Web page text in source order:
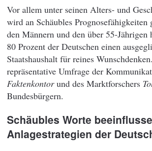
Vor allem unter seinen Alters- und
wird an Schäubles
den Männern und den über 55-Jährigen
80 Prozent der Deutschen einen
Staatshaushalt für reines
repräsentative Umfrage der
Faktenkontorund des Marktforschers
Bundesbürgern.
Schäubles Worte
Anlagestrategien der